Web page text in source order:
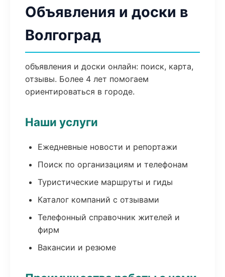
Объявления и доски в
Волгоград
объявления и доски онлайн: поиск, карта,
отзывы. Более 4 лет помогаем
ориентироваться в городе.
Наши услуги
Ежедневные новости и репортажи
Поиск по организациям и телефонам
Туристические маршруты и гиды
Каталог компаний с отзывами
Телефонный справочник жителей и
фирм
Вакансии и резюме